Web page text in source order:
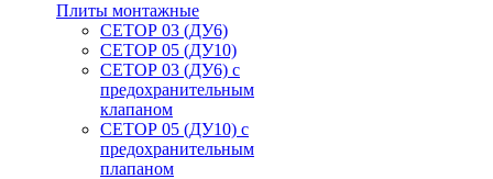
Плиты монтажные
CЕТОР 03 (ДУ6)
CЕТОР 05 (ДУ10)
CЕТОР 03 (ДУ6) с
предохранительным
клапаном
CЕТОР 05 (ДУ10) с
предохранительным
плапаном